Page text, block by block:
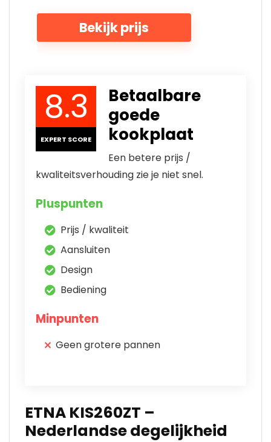
Bekijk prijs
8.3
EXPERT SCORE
Betaalbare
goede
kookplaat
Een betere prijs /
kwaliteitsverhouding zie je niet snel.
Pluspunten
Prijs / kwaliteit
Aansluiten
Design
Bediening
Minpunten
Geen grotere pannen
ETNA KIS260ZT –
Nederlandse degelijkheid